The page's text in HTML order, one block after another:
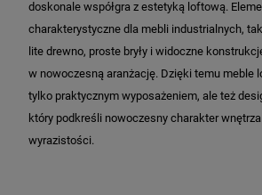
doskonale współgra z estetyką loftową.
charakterystyczne dla mebli industrialnych,
lite drewno, proste bryły i widoczne
w nowoczesną aranżację. Dzięki temu meble
tylko praktycznym wyposażeniem, ale też
który podkreśli nowoczesny charakter
wyrazistości.